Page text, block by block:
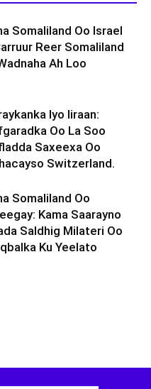
Somaliland Oo Israel
Reer Somaliland
Ah Loo
Iyo Iiraan:
Oo La Soo
Saxeexa Oo
Switzerland.
Somaliland Oo
Kama Saarayno
Saldhig Milateri Oo
Ku Yeelato